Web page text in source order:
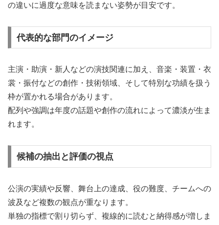
の違いに過度な意味を読まない姿勢が目安です。
代表的な部門のイメージ
主演・助演・新人などの演技関連に加え、音楽・装置・衣
裳・振付などの創作・技術領域、そして特別な功績を扱う
枠が置かれる場合があります。
配列や強調は年度の話題や創作の流れによって濃淡が生ま
れます。
候補の抽出と評価の視点
公演の実績や反響、舞台上の達成、役の難度、チームへの
波及など複数の観点が重なります。
単独の指標で割り切らず、複線的に読むと納得感が増しま